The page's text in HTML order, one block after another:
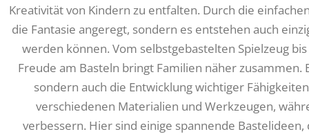
Kreativität von Kindern zu entfalten. Durch die
die Fantasie angeregt, sondern es entstehen auch
werden können. Vom selbstgebastelten Spielzeug
Freude am Basteln bringt Familien näher
sondern auch die Entwicklung wichtiger
verschiedenen Materialien und Werkzeugen,
verbessern. Hier sind einige spannende